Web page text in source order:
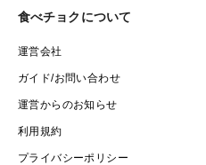
食べチョクについて
運営会社
ガイド/お問い合わせ
運営からのお知らせ
利用規約
プライバシーポリシー